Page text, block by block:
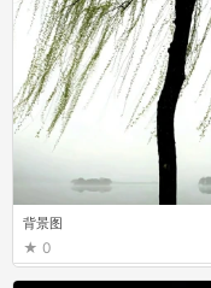
背景图
0